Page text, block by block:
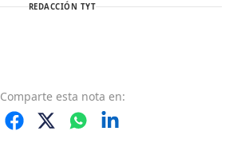
REDACCIÓN TYT
Comparte esta nota en: